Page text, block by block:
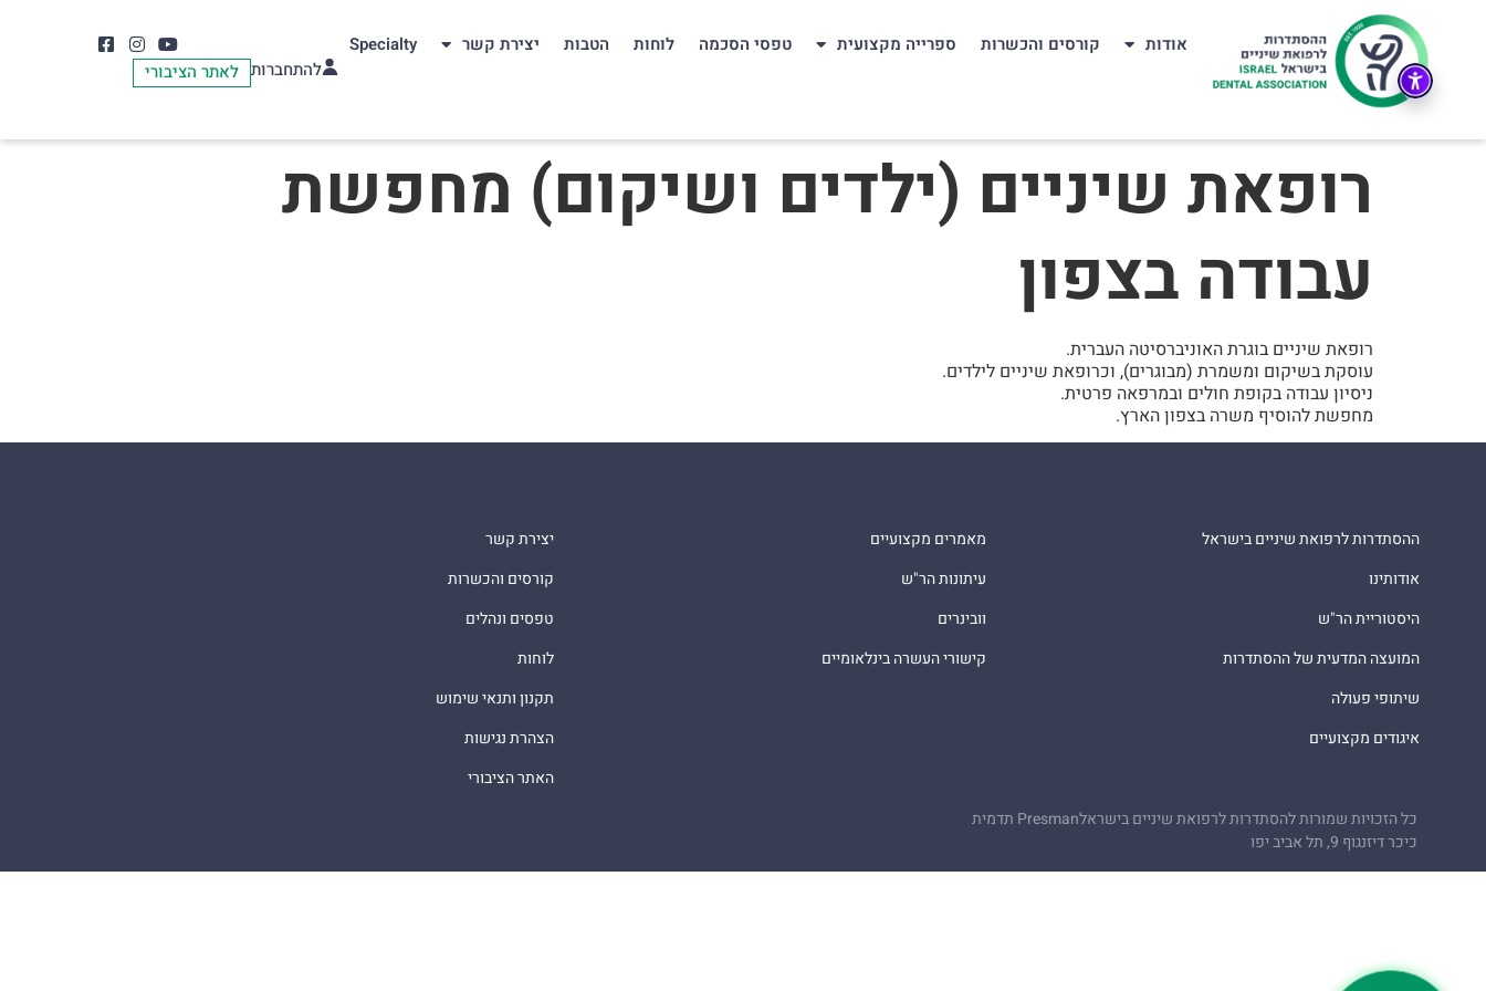
אודות קורסים והכשרות ספרייה מקצועית טפסי הסכמה לוחות הטבות יצירת קשר
Specialty
להתחברות לאתר הציבורי
רופאת שיניים (ילדים ושיקום) מחפשת
עבודה בצפון
רופאת שיניים בוגרת האוניברסיטה העברית.
עוסקת בשיקום ומשמרת (מבוגרים), וכרופאת שיניים לילדים.
ניסיון עבודה בקופת חולים ובמרפאה פרטית.
מחפשת להוסיף משרה בצפון הארץ.
ההסתדרות לרפואת שיניים בישראל
אודותינו
היסטוריית הר"ש
המועצה המדעית של ההסתדרות
שיתופי פעולה
איגודים מקצועיים
מאמרים מקצועיים
עיתונות הר"ש
וובינרים
קישורי העשרה בינלאומיים
יצירת קשר
קורסים והכשרות
טפסים ונהלים
לוחות
תקנון ותנאי שימוש
הצהרת נגישות
האתר הציבורי
כל הזכויות שמורות להסתדרות לרפואת שיניים בישראל
כיכר דיזנגוף 9, תל אביב יפו
Presman תדמית